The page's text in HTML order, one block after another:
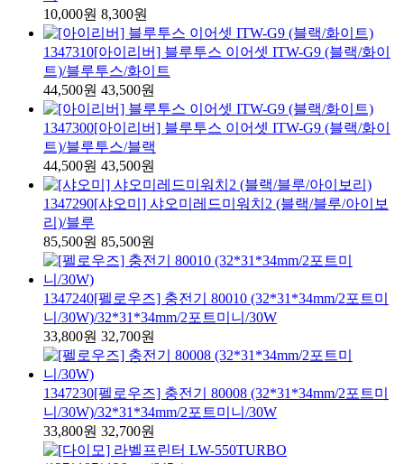
10,000원 8,300원
1347310[아이리버] 블루투스 이어셋 ITW-G9 (블랙/화이
트)/블루투스/화이트
44,500원 43,500원
1347300[아이리버] 블루투스 이어셋 ITW-G9 (블랙/화이
트)/블루투스/블랙
44,500원 43,500원
1347290[샤오미] 샤오미레드미워치2 (블랙/블루/아이보
리)/블루
85,500원 85,500원
1347240[펠로우즈] 충전기 80010 (32*31*34mm/2포트미
니/30W)/32*31*34mm/2포트미니/30W
33,800원 32,700원
1347230[펠로우즈] 충전기 80008 (32*31*34mm/2포트미
니/30W)/32*31*34mm/2포트미니/30W
33,800원 32,700원